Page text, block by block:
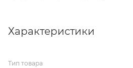
Характеристики
Тип товара